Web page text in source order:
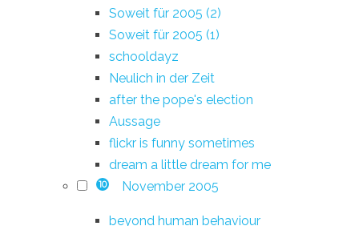
Soweit für 2005 (2)
Soweit für 2005 (1)
schooldayz
Neulich in der Zeit
after the pope's election
Aussage
flickr is funny sometimes
dream a little dream for me
10 November 2005
beyond human behaviour